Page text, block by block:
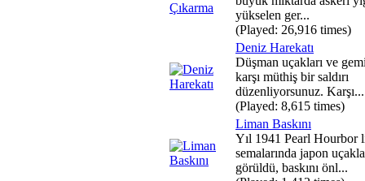
yükselen ger...
(Played: 26,916 times)
Deniz Harekatı
Düşman uçakları ve
karşı müthiş bir saldırı
düzenliyorsunuz. Karşı...
(Played: 8,615 times)
Liman Baskını
Yıl 1941 Pearl Hourbor
semalarında japon
görüldü, baskını önl...